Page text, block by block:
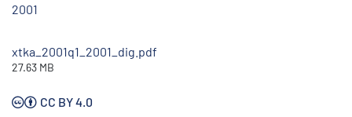
2001
xtka_2001q1_2001_dig.pdf
27.63 MB
CC BY 4.0